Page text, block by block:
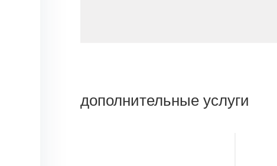
дополнительные услуги